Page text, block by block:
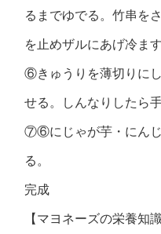
るまでゆでる。竹串を
を止めザルにあげ冷ます
⑥きゅうりを薄切りに
せる。しんなりしたら
⑦⑥にじゃが芋・にんじ
る。
完成
【マヨネーズの栄養知識